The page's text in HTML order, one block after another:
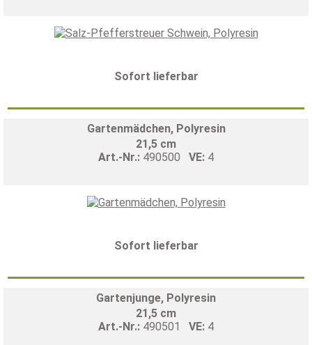
Sofort lieferbar
Gartenmädchen, Polyresin
21,5 cm
Art.-Nr.: 490500 VE: 4
Sofort lieferbar
Gartenjunge, Polyresin
21,5 cm
Art.-Nr.: 490501 VE: 4